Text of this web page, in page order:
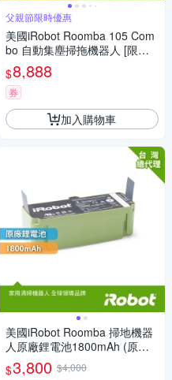
父親節限時優惠
美國iRobot Roomba 105 Com
bo 自動集塵掃拖機器人 [限時
優惠]
$8,888
券
加入購物車
美國iRobot Roomba 掃地機器
人原廠鋰電池1800mAh (原廠
公司貨+總代理保固6個月)
$3,800 $4,000